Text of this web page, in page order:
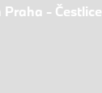
- Čestlice